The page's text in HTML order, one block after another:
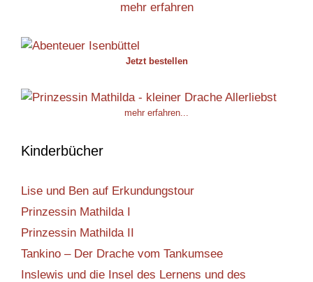
mehr erfahren
Jetzt bestellen
mehr erfahren...
Kinderbücher
Lise und Ben auf Erkundungstour
Prinzessin Mathilda I
Prinzessin Mathilda II
Tankino – Der Drache vom Tankumsee
Inslewis und die Insel des Lernens und des